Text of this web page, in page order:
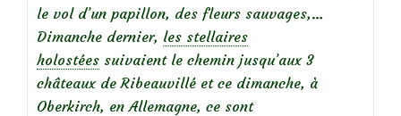
le vol d’un papillon, des fleurs sauvages,…
Dimanche dernier, les stellaires
holostées suivaient le chemin jusqu’aux 3
châteaux de Ribeauvillé et ce dimanche, à
Oberkirch, en Allemagne, ce sont